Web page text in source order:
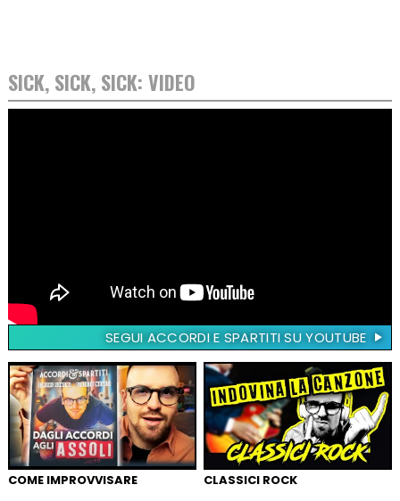
SICK, SICK, SICK: VIDEO
SEGUI ACCORDI E SPARTITI SU YOUTUBE
COME IMPROVVISARE CLASSICI ROCK